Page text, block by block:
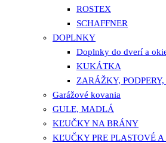
ROSTEX
SCHAFFNER
DOPLNKY
Doplnky do dverí a
KUKÁTKA
ZARÁŽKY, PODPERY,
Garážové kovania
GULE, MADLÁ
KĽUČKY NA BRÁNY
KĽUČKY PRE PLASTOVÉ